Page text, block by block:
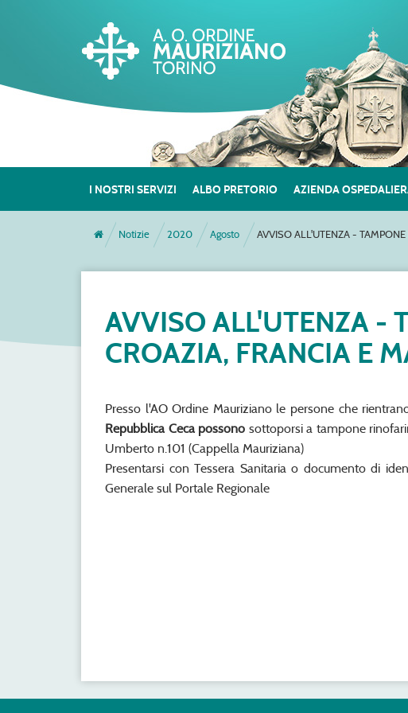
I NOSTRI SERVIZI ALBO PRETORIO AZIENDA
Notizie 2020 Agosto AVVISO ALL'UTENZA -
AVVISO ALL'UTENZA -
CROAZIA, FRANCIA E
Presso l'AO Ordine Mauriziano le persone che
Repubblica Ceca possono sottoporsi a tampone
Umberto n.101 (Cappella Mauriziana)
Presentarsi con Tessera Sanitaria o documento di
Generale sul Portale Regionale